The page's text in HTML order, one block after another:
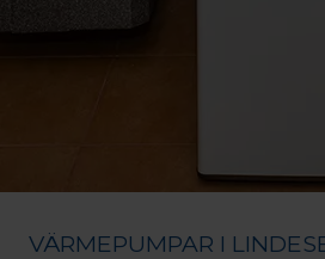
VÄRMEPUMPAR I